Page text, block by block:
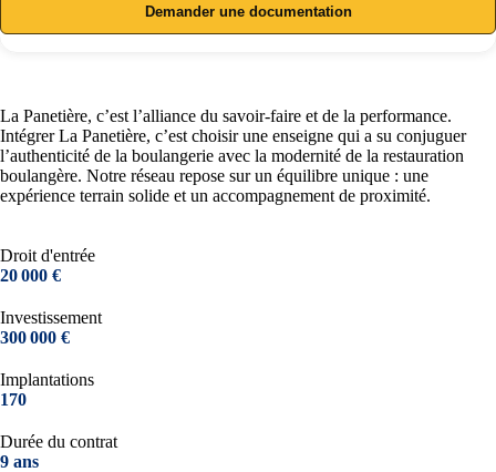
Demander une documentation
La Panetière, c’est l’alliance du savoir-faire et de la performance.
Intégrer La Panetière, c’est choisir une enseigne qui a su conjuguer
l’authenticité de la boulangerie avec la modernité de la restauration
boulangère. Notre réseau repose sur un équilibre unique : une
expérience terrain solide et un accompagnement de proximité.
Droit d'entrée
20 000 €
Investissement
300 000 €
Implantations
170
Durée du contrat
9 ans